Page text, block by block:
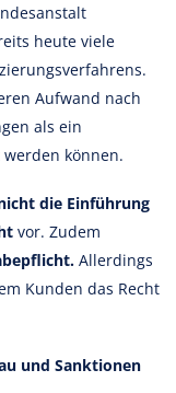
heute viele
Aufwand nach
als ein
können.
die Einführung
vor. Zudem
Allerdings
Kunden das Recht
und Sanktionen